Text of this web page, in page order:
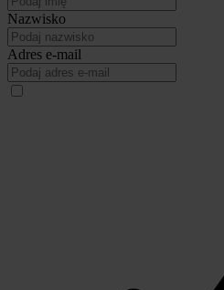
Nazwisko
Adres e-mail